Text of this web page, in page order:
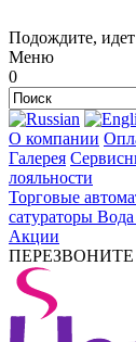
Подождите, идет
Меню
0
О компании
Галерея
лояльности
Торговые
сатураторы Вода
Акции